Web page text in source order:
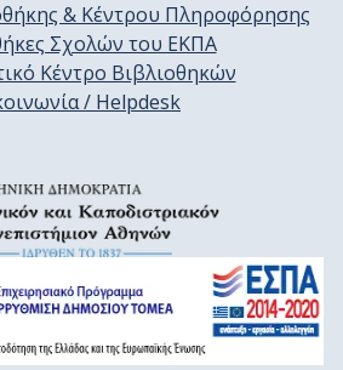
& Κέντρου Πληροφόρησης
Σχολών του ΕΚΠΑ
Κέντρο Βιβλιοθηκών
/ Helpdesk